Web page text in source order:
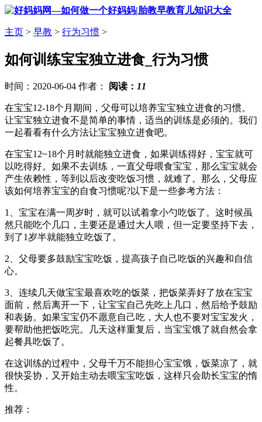
主页 > 早教 > 行为习惯 >
如何训练宝宝独立进食_行为习惯
时间：2020-06-04 作者： 阅读： 11
在宝宝12-18个月期间，父母可以培养宝宝独立进食的习惯。
让宝宝独立进食不是简单的事情，适当的训练是必须的。我们
一起看看有什么方法让宝宝独立进食吧。
在宝宝12~18个月时就能独立进食，如果训练得好，宝宝就可
以吃得好。如果不去训练，一直父母喂食宝宝，那么宝宝就会
产生依赖性，等到以后改变吃饭习惯，就难了。那么，父母应
该如何培养宝宝的自食习惯呢?以下是一些参考方法：
1、宝宝在满一周岁时，就可以试着拿小勺吃饭了。这时候虽
然只能吃个几口，主要还是通过大人喂，但一定要坚持下去，
到了1岁半就能独立吃饭了。
2、父母要多鼓励宝宝吃饭，提高孩子自己吃饭的兴趣和自信
心。
3、连续几天做宝宝最喜欢吃的饭菜，把饭菜弄好了放在宝宝
面前，然后离开一下，让宝宝自己先吃上几口，然后给予鼓励
和表扬。如果宝宝仍不愿意自己吃，大人也不要对宝宝发火，
要帮助他把饭吃完。几天这样重复后，当宝宝饿了就自然会拿
起餐具吃饭了。
在这训练的过程中，父母千万不能担心宝宝饿，饭菜凉了，就
很快妥协，又开始主动去喂宝宝吃饭，这样只会助长宝宝的惰
性。
推荐：